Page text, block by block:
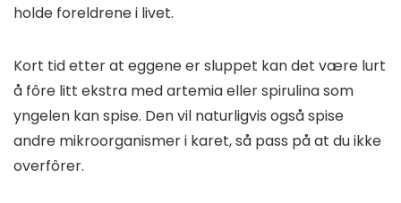
holde foreldrene i livet.
Kort tid etter at eggene er sluppet kan det være lurt
å fôre litt ekstra med artemia eller spirulina som
yngelen kan spise. Den vil naturligvis også spise
andre mikroorganismer i karet, så pass på at du ikke
overfôrer.